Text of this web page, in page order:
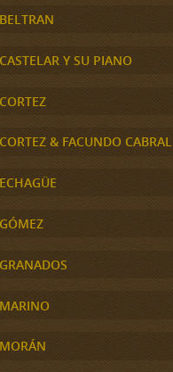
Y SU PIANO
& FACUNDO CABRAL